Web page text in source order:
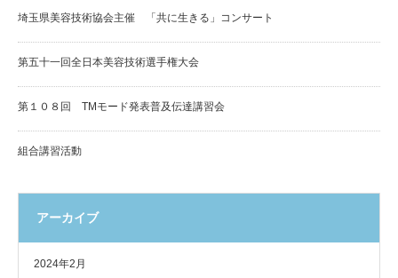
埼玉県美容技術協会主催 「共に生きる」コンサート
第五十一回全日本美容技術選手権大会
第１０８回 TMモード発表普及伝達講習会
組合講習活動
アーカイブ
2024年2月